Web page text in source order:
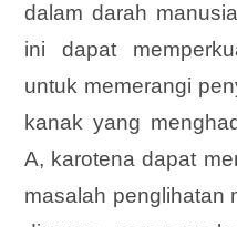
dalam darah
ini dapat
untuk memerangi
kanak yang
A, karotena dapat
masalah penglihatan